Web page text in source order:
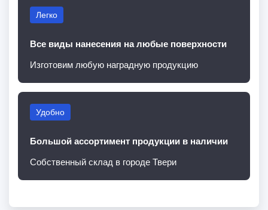
Легко
Все виды нанесения на любые поверхности
Изготовим любую наградную продукцию
Удобно
Большой ассортимент продукции в наличии
Собственный склад в городе Твери